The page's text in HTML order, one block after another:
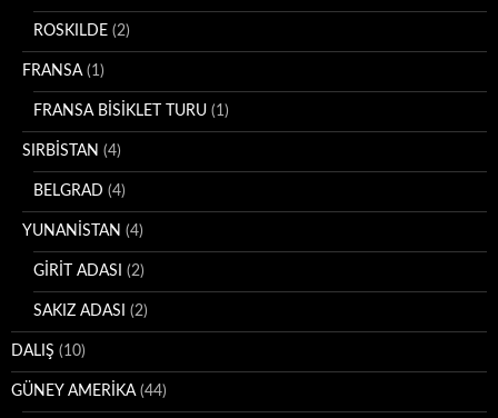
ROSKILDE (2)
FRANSA (1)
FRANSA BİSİKLET TURU (1)
SIRBİSTAN (4)
BELGRAD (4)
YUNANİSTAN (4)
GİRİT ADASI (2)
SAKIZ ADASI (2)
DALIŞ (10)
GÜNEY AMERİKA (44)